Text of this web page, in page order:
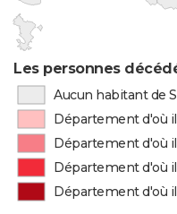
Les personnes
Aucun habitant de
Département d'où
Département d'où
Département d'où
Département d'où